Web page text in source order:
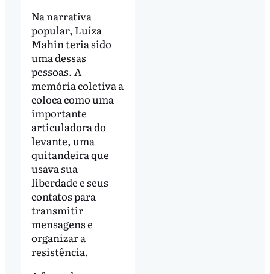
Na narrativa
popular, Luíza
Mahin teria sido
uma dessas
pessoas. A
memória coletiva a
coloca como uma
importante
articuladora do
levante, uma
quitandeira que
usava sua
liberdade e seus
contatos para
transmitir
mensagens e
organizar a
resistência.